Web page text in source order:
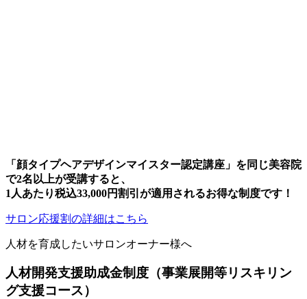
「顔タイプヘアデザインマイスター認定講座」を同じ美容院
で2名以上が受講すると、
1人あたり税込33,000円割引 が適用されるお得な制度です！
サロン応援割の詳細はこちら
人材を育成したいサロンオーナー様へ
人材開発支援助成金制度 （事業展開等リスキリン
グ支援コース）